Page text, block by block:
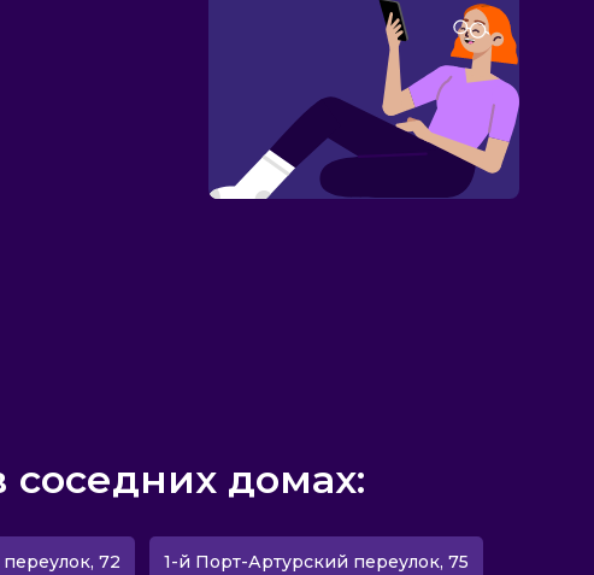
соседних домах:
72 1-й Порт-Артурский переулок, 75